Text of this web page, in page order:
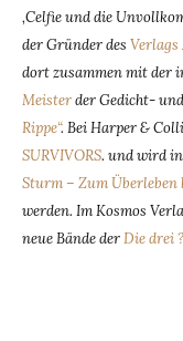
‚Celfie und die
der Gründer des Verlags
dort zusammen mit der
Meisterder Gedicht-
Rippe“. Bei Harper &
SURVIVORS. und wird
Sturm – Zum Überleben
werden. Im Kosmos
neue Bände derDie drei